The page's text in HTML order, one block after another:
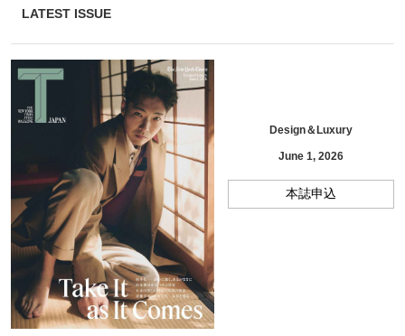
LATEST ISSUE
Design＆Luxury
June 1, 2026
本誌申込